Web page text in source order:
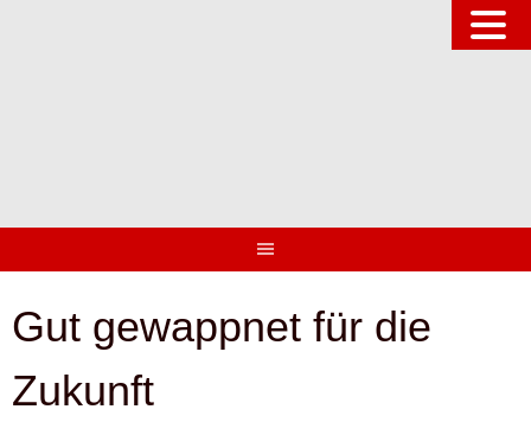
Gut gewappnet für die
Zukunft